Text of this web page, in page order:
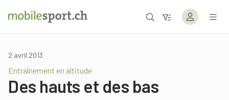
2 avril 2013
Entraînement en altitude
Des hauts et des bas